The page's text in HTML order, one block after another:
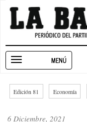
Pasar
contenido
navigation
Edición 81 Economía
6 Diciembre, 2021